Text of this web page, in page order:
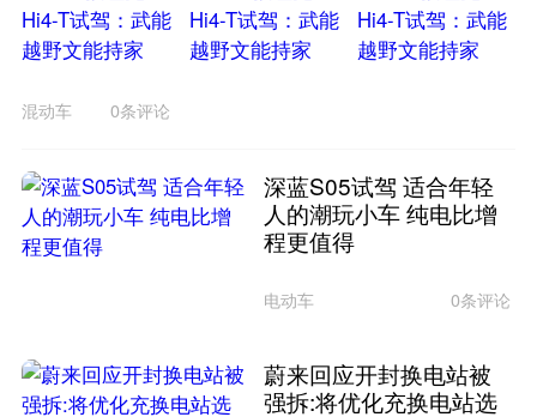
混动车 0条评论
深蓝S05试驾 适合年轻
人的潮玩小车 纯电比增
程更值得
电动车 0条评论
蔚来回应开封换电站被
强拆:将优化充换电站选